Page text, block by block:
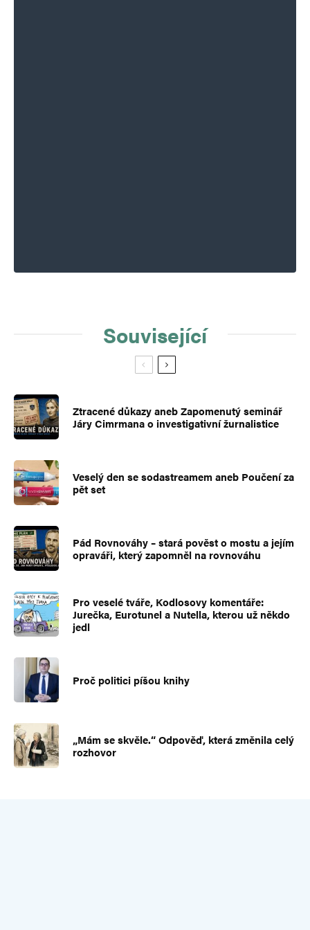
Související
Ztracené důkazy aneb Zapomenutý seminář
Járy Cimrmana o investigativní žurnalistice
Veselý den se sodastreamem aneb Poučení za
pět set
Pád Rovnováhy – stará pověst o mostu a jejím
opraváři, který zapomněl na rovnováhu
Pro veselé tváře, Kodlosovy komentáře:
Jurečka, Eurotunel a Nutella, kterou už někdo
jedl
Proč politici píšou knihy
„Mám se skvěle.“ Odpověď, která změnila celý
rozhovor